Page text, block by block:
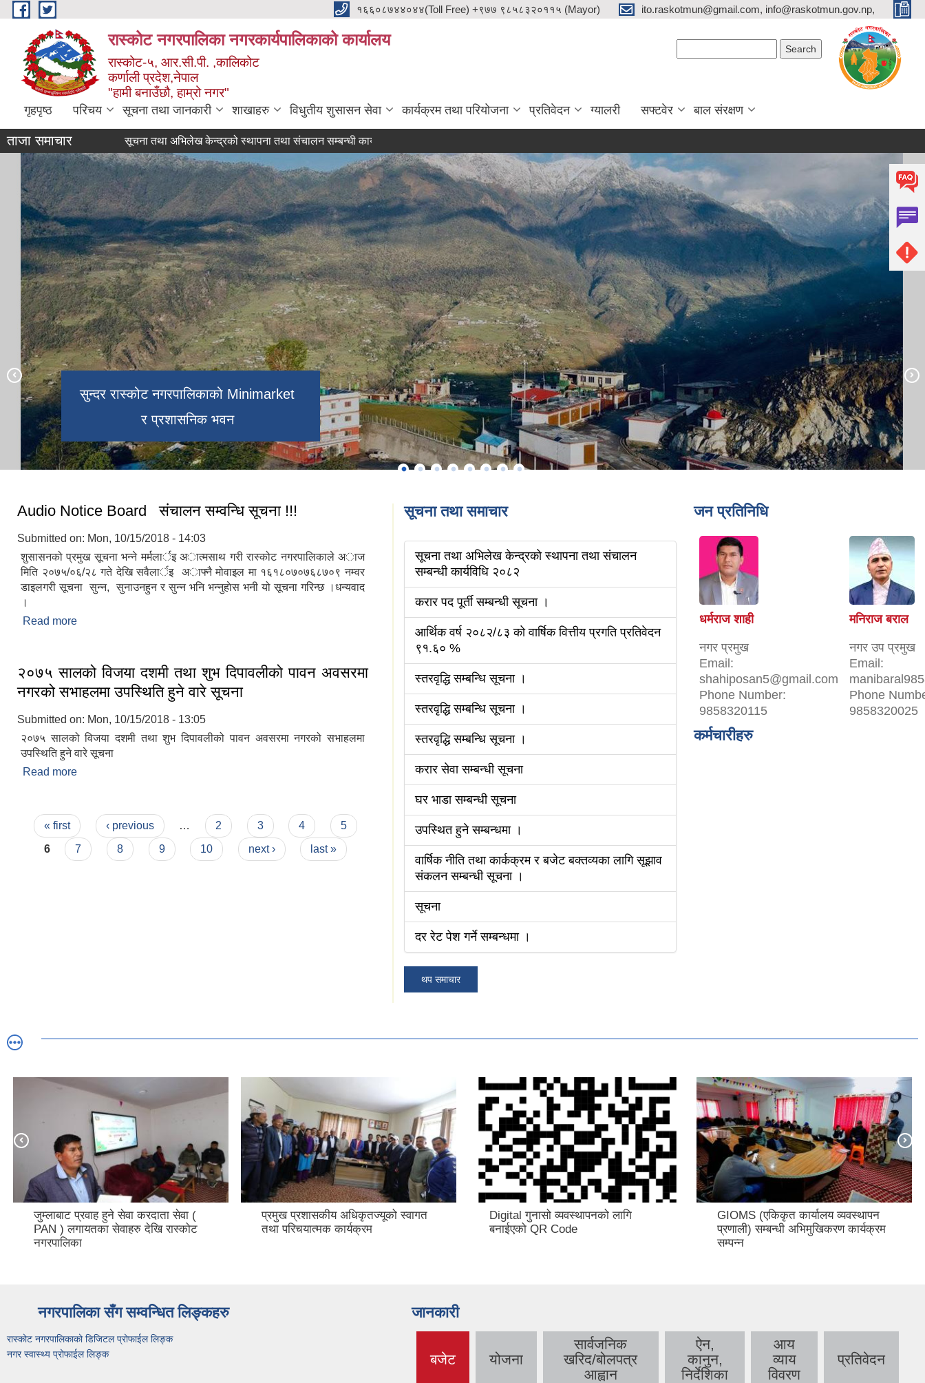
Skip to main content १६६०८७४४०४४(Toll Free) +९७७ ९८५८३२०११५ (Mayor) ito.raskotmun@gmail.com, info@raskotmun.gov.np,
रास्कोट नगरपालिका नगरकार्यपालिकाको कार्यालय
रास्कोट-५, आर.सी.पी. ,कालिकोट
कर्णाली प्रदेश,नेपाल
"हामी बनाउँछौ, हाम्रो नगर"
गृहपृष्ठ परिचय सूचना तथा जानकारी शाखाहरु विधुतीय शुसासन सेवा कार्यक्रम तथा परियोजना प्रतिवेदन ग्यालरी सफ्टवेर बाल संरक्षण
ताजा समाचार करार पद पूर्ती सम्बन्धी सूचना ।
सुन्दर रास्कोट नगरपालिकाको Minimarket
र प्रशासनिक भवन
पर्यटकिय क्षेत्र क्षेत्तडीमा निर्मित विश्राम स्थल
र त्यस वरिपरीको सुन्दर दृष्य
वालबिवाह मुक्त वडा (४ र ९) घोषणा
कार्यक्रम।
नगर प्रहरी दिवस २०८१
नगरपालिकाको डाँडा काँडामा परेको हिमपात
का साथै वडिमालिकामा हिउँको द्रिष्य ।
निर्माण सम्पन्न रास्कोटको मिनि मार्केट
ऐतिहासिक साक्षर पालिका घोषणा कार्यक्रम
Audio Notice Board संचालन सम्वन्धि सूचना !!!
Submitted on: Mon, 10/15/2018 - 14:03
शुसासनको प्रमुख सूचना भन्ने मर्मलार्इ अात्मसाथ गरी रास्कोट नगरपालिकाले अाज
मिति २०७५/०६/२८ गते देखि सवैलार्इ अाफ्नै मोवाइल मा १६१८०७०७६८७०९ नम्वर
डाइलगरी सूचना सुन्न, सुनाउनहुन र सुन्न भनि भन्नुहाेस भनी यो सूचना गरिन्छ ।धन्यवाद
।
Read more
२०७५ सालको विजया दशमी तथा शुभ दिपावलीको पावन अवसरमा
नगरको सभाहलमा उपस्थिति हुने वारे सूचना
Submitted on: Mon, 10/15/2018 - 13:05
२०७५ सालको विजया दशमी तथा शुभ दिपावलीको पावन अवसरमा नगरको सभाहलमा
उपस्थिति हुने वारे सूचना
Read more
Pages
« first ‹ previous … 2 3 4
5
6
7 8 9 10 next › last »
सूचना तथा समाचार
सूचना तथा अभिलेख केन्द्रको स्थापना तथा संचालन
सम्बन्धी कार्यविधि २०८२
करार पद पूर्ती सम्बन्धी सूचना ।
आर्थिक वर्ष २०८२/८३ को वार्षिक वित्तीय प्रगति प्रतिवेदन
९१.६० %
स्तरवृद्धि सम्बन्धि सूचना ।
स्तरवृद्धि सम्बन्धि सूचना ।
स्तरवृद्धि सम्बन्धि सूचना ।
करार सेवा सम्बन्धी सूचना
घर भाडा सम्बन्धी सूचना
उपस्थित हुने सम्बन्धमा ।
वार्षिक नीति तथा कार्कक्रम र बजेट बक्तव्यका लागि सूझाव
संकलन सम्बन्धी सूचना ।
सूचना
दर रेट पेश गर्ने सम्बन्धमा ।
थप समाचार
जन प्रतिनिधि
धर्मराज शाही
नगर प्रमुख
Email:
shahiposan5@gmail.com
Phone Number:
9858320115
मनिराज बराल
नगर उप प्रमुख
Email:
Phone
9858320025
कर्मचारीहरु
जुम्लाबाट प्रवाह हुने सेवा करदाता सेवा (
PAN ) लगायतका सेवाहरु देखि रास्कोट
नगरपालिका
प्रमुख प्रशासकीय अधिकृतज्यूको स्वागत
तथा परिचयात्मक कार्यक्रम
Digital गुनासो व्यवस्थापनको लागि
बनाईएको QR Code
GIOMS (एकिकृत कार्यालय व्यवस्थापन
प्रणाली) सम्बन्धी अभिमुखिकरण कार्यक्रम
सम्पन्न
नगरपालिका सँग सम्वन्धित लिङ्कहरु
रास्कोट नगरपालिकाको डिजिटल प्रोफाईल लिङ्क
नगर स्वास्थ्य प्रोफाईल लिङ्क
जानकारी
बजेट
(active
योजना
सार्वजनिक
खरिद/बोलपत्र
आह्वान
ऐन,
कानुन,
निर्देशिका
आय
व्याय
विवरण
प्रतिवेदन